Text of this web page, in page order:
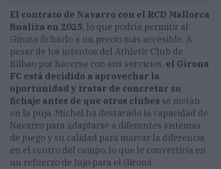
El contrato de Navarro con el RCD Mallorca
finaliza en 2025, lo que podría permitir al
Girona ficharlo a un precio más accesible. A
pesar de los intentos del Athletic Club de
Bilbao por hacerse con sus servicios, el Girona
FC está decidido a aprovechar la
oportunidad y tratar de concretar su
fichaje antes de que otros clubes se metan
en la puja. Míchel ha destacado la capacidad de
Navarro para adaptarse a diferentes sistemas
de juego y su calidad para marcar la diferencia
en el centro del campo, lo que le convertiría en
un refuerzo de lujo para el Girona.